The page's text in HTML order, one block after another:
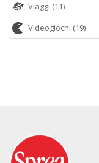
Viaggi (11)
Videogiochi (19)